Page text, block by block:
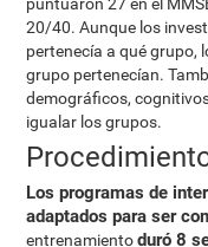
20/40. Aunque los
pertenecía a qué grupo,
grupo pertenecían.
demográficos,
igualar los grupos.
Los programas de
adaptados para ser
entrenamientoduró 8